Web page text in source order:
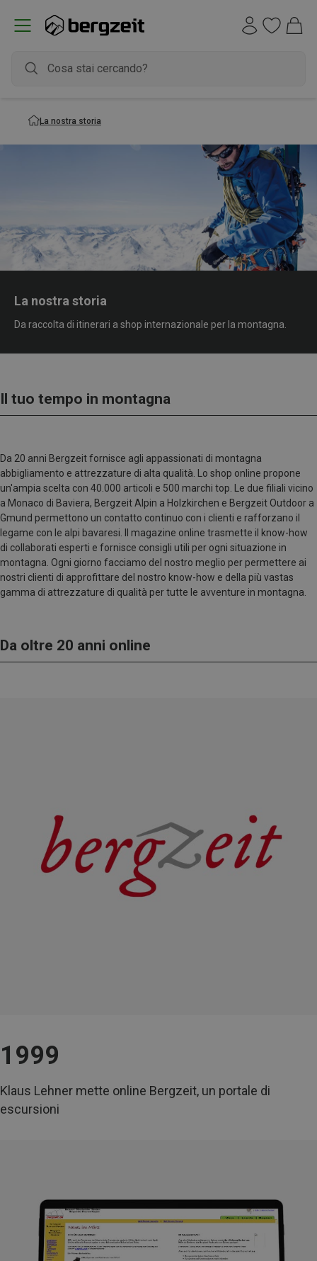
La nostra storia
La nostra storia
Da raccolta di itinerari a shop internazionale per la montagna.
Il tuo tempo in montagna
Da 20 anni Bergzeit fornisce agli appassionati di montagna
abbigliamento e attrezzature di alta qualità. Lo shop online propone
un'ampia scelta con 40.000 articoli e 500 marchi top. Le due filiali vicino
a Monaco di Baviera, Bergzeit Alpin a Holzkirchen e Bergzeit Outdoor a
Gmund permettono un contatto continuo con i clienti e rafforzano il
legame con le alpi bavaresi. Il magazine online trasmette il know-how
di collaborati esperti e fornisce consigli utili per ogni situazione in
montagna. Ogni giorno facciamo del nostro meglio per permettere ai
nostri clienti di approfittare del nostro know-how e della più vastas
gamma di attrezzature di qualità per tutte le avventure in montagna.
Da oltre 20 anni online
1999
Klaus Lehner mette online Bergzeit, un portale di
escursioni